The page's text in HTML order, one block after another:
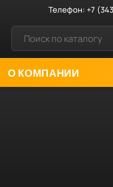
Телефон:+7
О КОМПАНИИ